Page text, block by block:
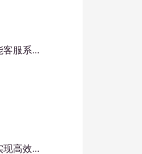
如何选择适合企业的智能客服系统？
在线客服系统本地部署实现高效全球化服务